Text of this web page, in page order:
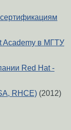
Academy в МГТУ
Red Hat -
RHCE) (2012)